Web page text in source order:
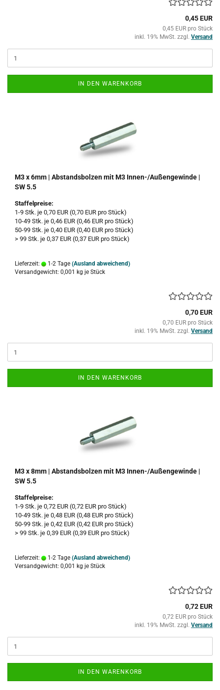
0,45 EUR
0,45 EUR pro Stück
inkl. 19% MwSt. zzgl. Versand
IN DEN WARENKORB
M3 x 6mm | Abstandsbolzen mit M3 Innen-/Außengewinde |
SW 5.5
Staffelpreise:
1-9 Stk. je 0,70 EUR (0,70 EUR pro Stück)
10-49 Stk. je 0,46 EUR (0,46 EUR pro Stück)
50-99 Stk. je 0,40 EUR (0,40 EUR pro Stück)
> 99 Stk. je 0,37 EUR (0,37 EUR pro Stück)
Lieferzeit: 1-2 Tage (Ausland abweichend)
Versandgewicht: 0,001 kg je Stück
0,70 EUR
0,70 EUR pro Stück
inkl. 19% MwSt. zzgl. Versand
IN DEN WARENKORB
M3 x 8mm | Abstandsbolzen mit M3 Innen-/Außengewinde |
SW 5.5
Staffelpreise:
1-9 Stk. je 0,72 EUR (0,72 EUR pro Stück)
10-49 Stk. je 0,48 EUR (0,48 EUR pro Stück)
50-99 Stk. je 0,42 EUR (0,42 EUR pro Stück)
> 99 Stk. je 0,39 EUR (0,39 EUR pro Stück)
Lieferzeit: 1-2 Tage (Ausland abweichend)
Versandgewicht: 0,001 kg je Stück
0,72 EUR
0,72 EUR pro Stück
inkl. 19% MwSt. zzgl. Versand
IN DEN WARENKORB